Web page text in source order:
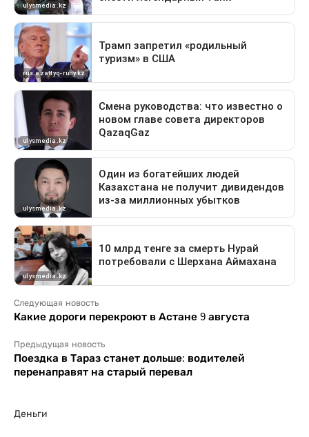
Следующая новость
Какие дороги перекроют в Астане 9 августа
Предыдущая новость
Поездка в Тараз станет дольше: водителей
перенаправят на старый перевал
Деньги